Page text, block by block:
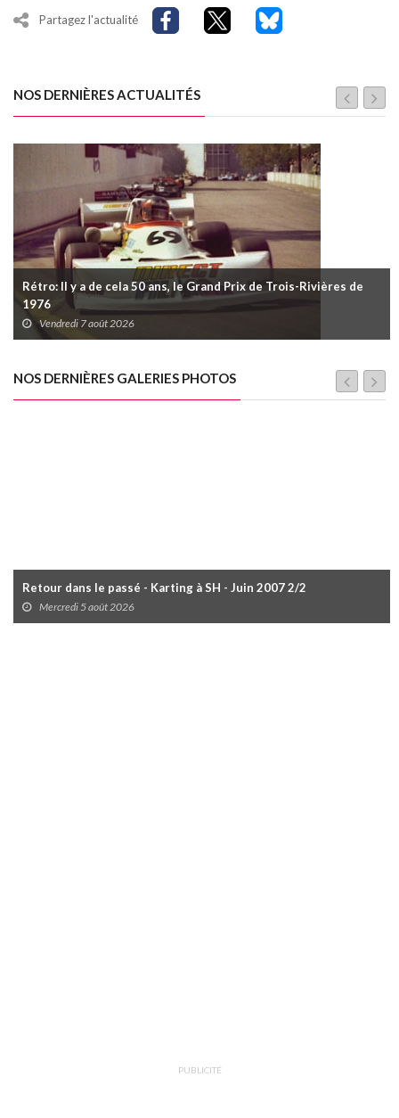
Partagez l'actualité
NOS DERNIÈRES ACTUALITÉS
Rétro: Il y a de cela 50 ans, le Grand Prix de Trois-Rivières de
1976
Vendredi 7 août 2026
NOS DERNIÈRES GALERIES PHOTOS
Retour dans le passé - Karting à SH - Juin 2007 2/2
Mercredi 5 août 2026
PUBLICITÉ